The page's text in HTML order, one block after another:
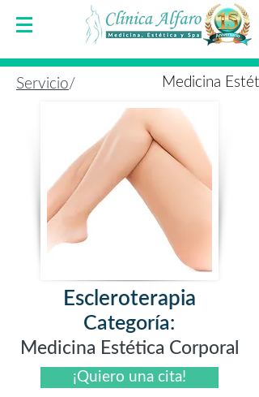
Servicio/ Medicina
Escleroterapia
Categoría:
Medicina Estética Corporal
¡Quiero una cita!